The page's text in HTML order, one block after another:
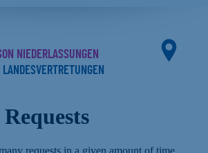
NIEDERLASSUNGEN
LANDESVERTRETUNGEN